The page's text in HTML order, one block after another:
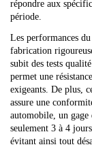
répondre aux
période.
Les performances du
fabrication
subit des tests
permet une
exigeants. De plus,
assure une
automobile, un
seulement 3 à 4
évitant ainsi tout